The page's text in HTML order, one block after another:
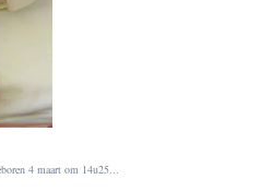
4 maart om 14u25...